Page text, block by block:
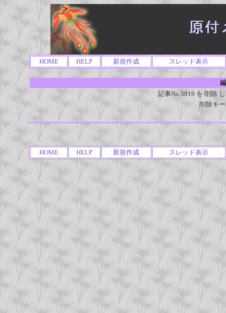
HOME HELP 新規作成 スレッド表示
記事No.5819 を 削除
削除キ
HOME HELP 新規作成 スレッド表示